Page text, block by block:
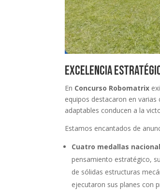
Excelencia
En Concurso Robomatrix
equipos destacaron en
adaptables conducen a la
Estamos encantados de
Cuatro medallas
pensamiento estratégico,
de sólidas estructuras
ejecutaron sus planes con